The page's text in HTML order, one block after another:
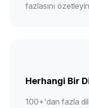
fazlasını
Herhangi Bir
100+'dan fazla